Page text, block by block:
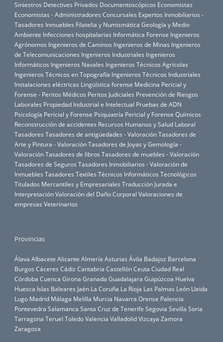
Siniestros Detectives Privados Documentoscópicos Economistas
Economistas - Administradores Concursales Expertos Inmobiliarios -
Tasadores Inmuebles Filatelia y Numismática Geología y Medio
Ambiente Infecciones hospitalarias Informática Forense Ingenieros
Agrónomos Ingenieros de Caminos Ingenieros de Minas Ingenieros
de Telecomunicaciones Ingenieros Industriales Ingenieros
Informáticos Ingenieros Navales Ingenieros Técnicos Agrícolas
Ingenieros Técnicos en Topografía Ingenieros Técnicos Industriales
Instalaciones eléctricas Lingüística forense Medicina Pericial y
Forense - Peritos Médicos Peritos Judiciales Prevención de Riesgos
Laborales Propiedad Industrial e Intelectual Pruebas de ADN
Psicología Pericial y Forense Psiquiatría Pericial y Forense Químicos
Reconstrucción de accidentes Recursos Humanos y Salud Laboral
Tasadores Tasadores de antigüedades - ValoraciónTasadores de
Arte y Pintura - ValoraciónTasadores de Joyas y Gemología -
ValoraciónTasadores de libros Tasadores de muebles - Valoración
Tasadores de Seguros Tasadores Inmobiliarios - Valoración de
Inmuebles Tasadores Textiles Técnicos Informáticos Tecnológicos
Titulados Mercantiles y Empresariales Traducción Jurada e
InterpretaciónValoración del Daño Corporal Valoraciones de
empresas Veterinarios
Provincias
Álava Albacete Alicante Almería Asturias Ávila Badajoz Barcelona
Burgos Cáceres Cádiz Cantabria CastellónCeuta Ciudad Real
Córdoba Cuenca Girona Granada Guadalajara Guipúzcoa Huelva
Huesca Islas Baleares Jaén La Coruña La Rioja Las Palmas León Lleida
Lugo Madrid Málaga Melilla Murcia Navarra Orense Palencia
Pontevedra Salamanca Santa Cruz de Tenerife Segovia Sevilla Soria
Tarragona Teruel ToledoValencia ValladolidVizcaya Zamora
Zaragoza